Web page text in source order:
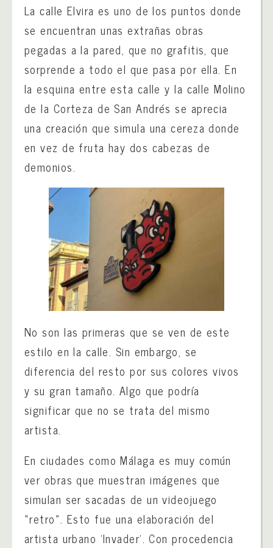
La calle Elvira es uno de los puntos donde
se encuentran unas extrañas obras
pegadas a la pared, que no grafitis, que
sorprende a todo el que pasa por ella. En
la esquina entre esta calle y la calle Molino
de la Corteza de San Andrés se aprecia
una creación que simula una cereza donde
en vez de fruta hay dos cabezas de
demonios.
No son las primeras que se ven de este
estilo en la calle. Sin embargo, se
diferencia del resto por sus colores vivos
y su gran tamaño. Algo que podría
significar que no se trata del mismo
artista.
En ciudades como Málaga es muy común
ver obras que muestran imágenes que
simulan ser sacadas de un videojuego
«retro». Esto fue una elaboración del
artista urbano ‘Invader’. Con procedencia